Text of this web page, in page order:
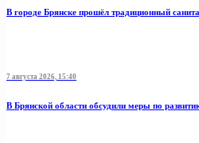
В городе Брянске прошёл традиционный
7 августа 2026, 15:40
В Брянской области обсудили меры по